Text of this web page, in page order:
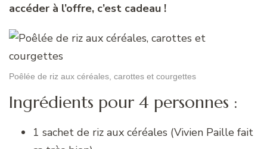
accéder à l’offre, c’est cadeau !
Poêlée de riz aux céréales, carottes et courgettes
Ingrédients pour 4 personnes :
1 sachet de riz aux céréales (Vivien Paille fait